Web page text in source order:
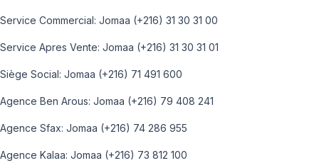
Service Commercial: Jomaa (+216) 31 30 31 00
Service Apres Vente: Jomaa (+216) 31 30 31 01
Siège Social: Jomaa (+216) 71 491 600
Agence Ben Arous: Jomaa (+216) 79 408 241
Agence Sfax: Jomaa (+216) 74 286 955
Agence Kalaa: Jomaa (+216) 73 812 100